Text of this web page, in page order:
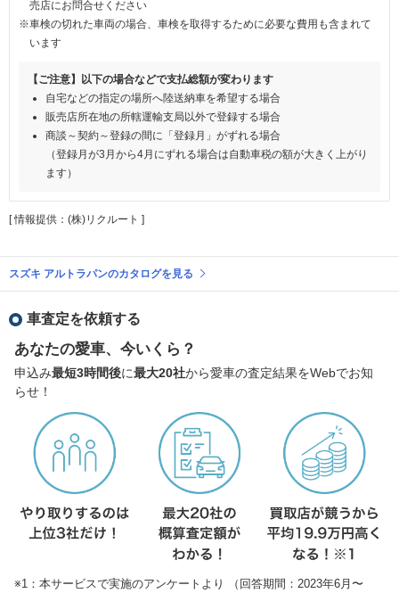
売店にお問合せください
※車検の切れた車両の場合、車検を取得するために必要な費用も含まれて
います
【ご注意】以下の場合などで支払総額が変わります
自宅などの指定の場所へ陸送納車を希望する場合
販売店所在地の所轄運輸支局以外で登録する場合
商談～契約～登録の間に「登録月」がずれる場合
（登録月が3月から4月にずれる場合は自動車税の額が大きく上がり
ます）
[ 情報提供：(株)リクルート ]
スズキ アルトラパンのカタログを見る
車査定を依頼する
あなたの愛車、今いくら？
申込み最短3時間後に最大20社から愛車の査定結果をWebでお知
らせ！
※1：本サービスで実施のアンケートより （回答期間：2023年6月〜